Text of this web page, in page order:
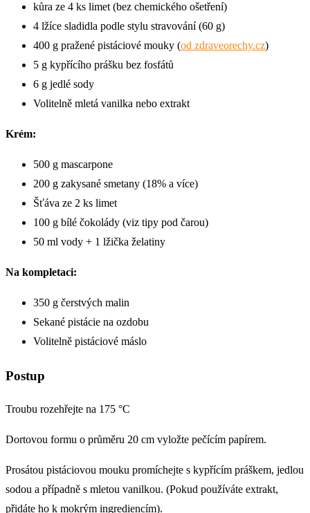
kůra ze 4 ks limet (bez chemického ošetření)
4 lžíce sladidla podle stylu stravování (60 g)
400 g pražené pistáciové mouky (od zdraveorechy.cz)
5 g kypřícího prášku bez fosfátů
6 g jedlé sody
Volitelně mletá vanilka nebo extrakt
Krém:
500 g mascarpone
200 g zakysané smetany (18% a více)
Šťáva ze 2 ks limet
100 g bílé čokolády (viz tipy pod čarou)
50 ml vody + 1 lžička želatiny
Na kompletaci:
350 g čerstvých malin
Sekané pistácie na ozdobu
Volitelně pistáciové máslo
Postup
Troubu rozehřejte na 175 °C
Dortovou formu o průměru 20 cm vyložte pečícím papírem.
Prosátou pistáciovou mouku promíchejte s kypřícím práškem, jedlou
sodou a případně s mletou vanilkou. (Pokud používáte extrakt,
přidáte ho k mokrým ingrediencím).